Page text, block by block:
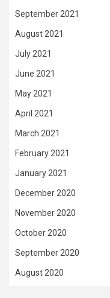
September 2021
August 2021
July 2021
June 2021
May 2021
April 2021
March 2021
February 2021
January 2021
December 2020
November 2020
October 2020
September 2020
August 2020